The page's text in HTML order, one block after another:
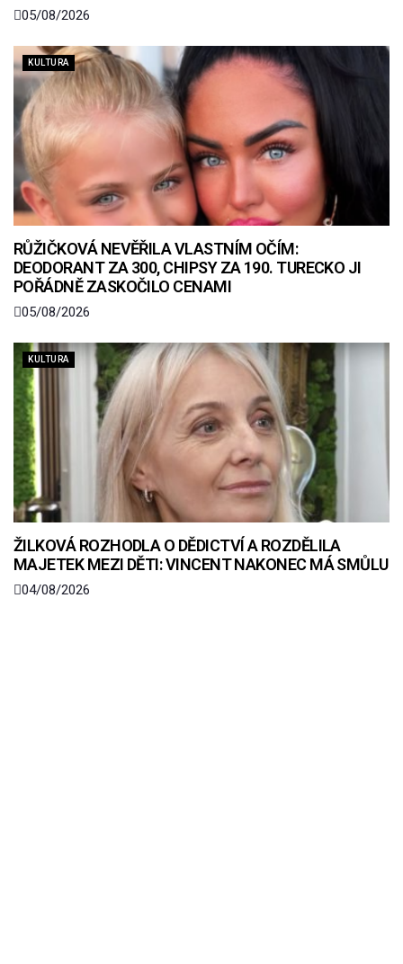
05/08/2026
KULTURA
RŮŽIČKOVÁ NEVĚŘILA VLASTNÍM OČÍM:
DEODORANT ZA 300, CHIPSY ZA 190. TURECKO JI
POŘÁDNĚ ZASKOČILO CENAMI
05/08/2026
KULTURA
ŽILKOVÁ ROZHODLA O DĚDICTVÍ A ROZDĚLILA
MAJETEK MEZI DĚTI: VINCENT NAKONEC MÁ SMŮLU
04/08/2026